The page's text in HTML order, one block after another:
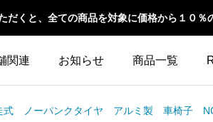
だくと、全ての商品を対象に価格から１０％
関連 お知らせ 商品一覧
式 ノーパンクタイヤ アルミ製 車椅子